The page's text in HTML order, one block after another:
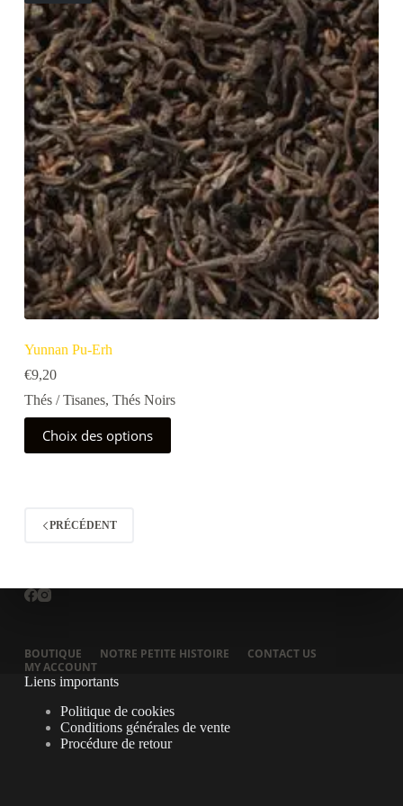
Yunnan Pu-Erh
€9,20
Thés / Tisanes, Thés Noirs
Choix des options
Ce
produit
a
options
sur
la
produit
PRÉCÉDENT
BOUTIQUE NOTRE PETITE HISTOIRE
CONTACT US
MY ACCOUNT
Liens importants
Politique de cookies
Conditions générales de vente
Procédure de retour